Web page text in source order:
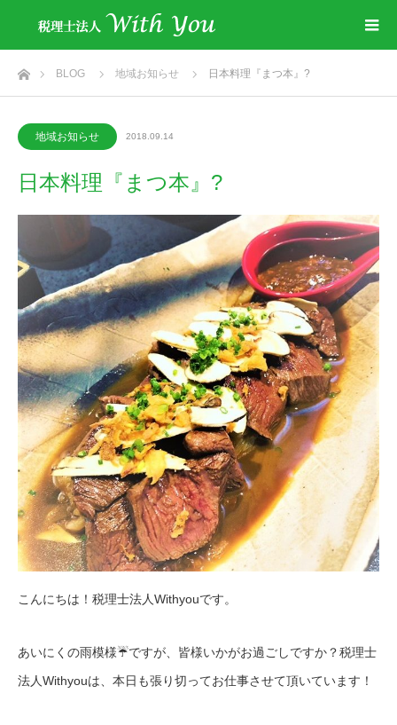
ホームBLOG 地域お知らせ 日本料理『まつ本』?
地域お知らせ 2018.09.14
日本料理『まつ本』?
こんにちは！税理士法人Withyouです。
あいにくの雨模様☔ですが、皆様いかがお過ごしですか？税理士
法人Withyouは、本日も張り切ってお仕事させて頂いています！